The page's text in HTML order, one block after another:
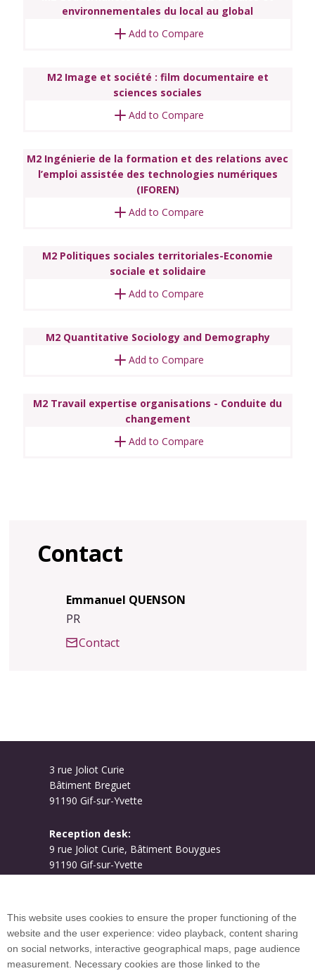
environnementales du local au global
Add to Compare
M2 Image et société : film documentaire et
sciences sociales
Add to Compare
M2 Ingénierie de la formation et des relations avec
l’emploi assistée des technologies numériques
(IFOREN)
Add to Compare
M2 Politiques sociales territoriales-Economie
sociale et solidaire
Add to Compare
M2 Quantitative Sociology and Demography
Add to Compare
M2 Travail expertise organisations - Conduite du
changement
Add to Compare
Contact
Emmanuel QUENSON
PR
Contact
3 rue Joliot Curie
Bâtiment Breguet
91190 Gif-sur-Yvette
Reception desk:
9 rue Joliot Curie, Bâtiment Bouygues
91190 Gif-sur-Yvette
Plan du site
This website uses cookies to ensure the proper functioning of the
website and the user experience: video playback, content sharing
on social networks, interactive geographical maps, page audience
measurement. Necessary cookies are those linked to the